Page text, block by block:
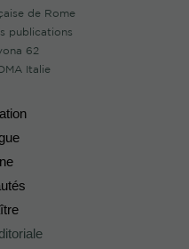
de Rome
publications
62
Italie